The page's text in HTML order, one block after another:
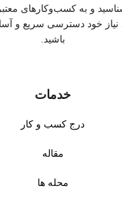
و به کسب‌وکارهای
نیاز خود دسترسی سریع و
باشید.
خدمات
درج کسب و کار
مقاله
محله ها